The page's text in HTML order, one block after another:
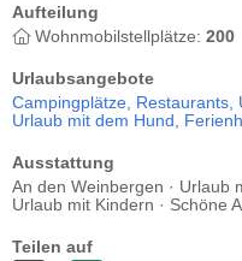
Aufteilung
Wohnmobilstellplätze: 200
Urlaubsangebote
Campingplätze, Restaurants,
Urlaub mit dem Hund,
Ausstattung
An den Weinbergen · Urlaub
Urlaub mit Kindern · Schöne
Teilen auf